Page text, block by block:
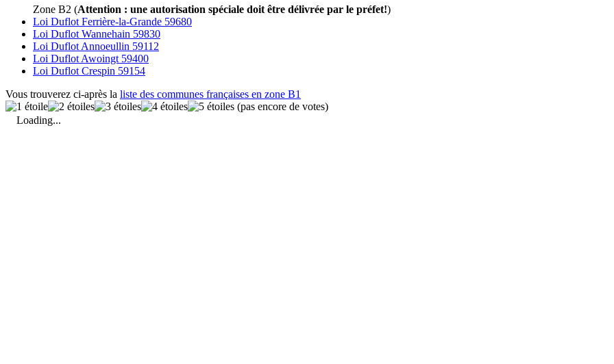
Zone B2 (Attention : une autorisation spéciale doit être délivrée par le préfet!)
Loi Duflot Ferrière-la-Grande 59680
Loi Duflot Wannehain 59830
Loi Duflot Annoeullin 59112
Loi Duflot Awoingt 59400
Loi Duflot Crespin 59154
Vous trouverez ci-après la liste des communes françaises en zone B1
(pas encore de votes)
Loading...